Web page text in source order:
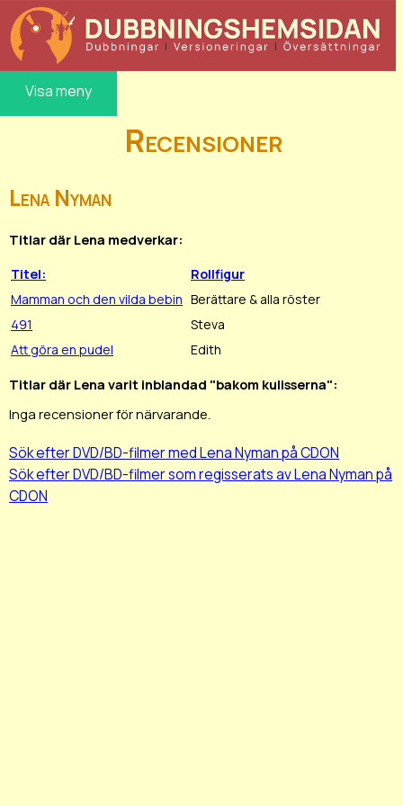
Visa meny
Recensioner
Lena Nyman
Titlar där Lena medverkar:
Titel:
Rollfigur
Mamman och den vilda bebin Berättare & alla röster
491
Steva
Att göra en pudel
Edith
Titlar där Lena varit inblandad "bakom kulisserna":
Inga recensioner för närvarande.
Sök efter DVD/BD-filmer med Lena Nyman på CDON
Sök efter DVD/BD-filmer som regisserats av Lena Nyman på
CDON